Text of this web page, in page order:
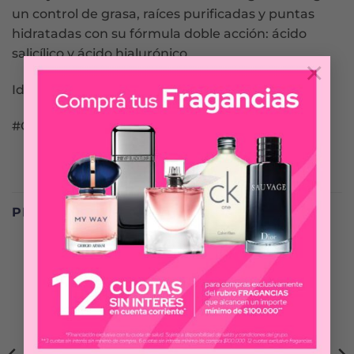
×
un control de grasa, raíces purificadas y puntas
hidratadas con su fórmula doble acción: ácido
salicílico y ácido hialurónico.
Ideal para pelo graso con puntas deshidratadas
#Chaupelograso
PRODUCTOS RELACIONADOS
-30%